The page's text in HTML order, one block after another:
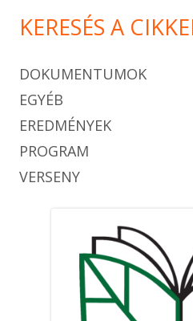
KERESÉS A
DOKUMENTUMOK
EGYÉB
EREDMÉNYEK
PROGRAM
VERSENY